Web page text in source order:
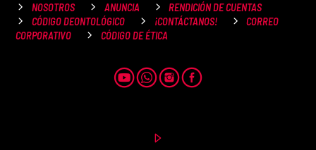
NOSOTROS ANUNCIA
RENDICIÓN DE CUENTAS
CÓDIGO DEONTOLÓGICO
¡CONTÁCTANOS!
CORREO
CORPORATIVO
CÓDIGO DE ÉTICA